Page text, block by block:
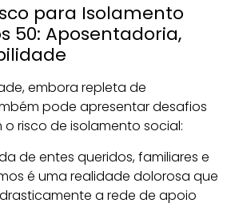
para Isolamento
50: Aposentadoria,
embora repleta de
pode apresentar desafios
risco de isolamento social:
de entes queridos, familiares e
é uma realidade dolorosa que
a rede de apoio